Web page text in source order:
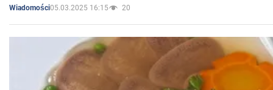
Wiadomości05.03.2025 16:15 20